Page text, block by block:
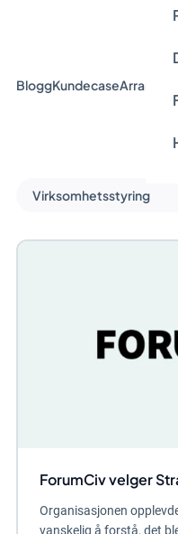
BloggKundecase
Virksomhetsstyring
ForumCiv velger
Organisasjonen
vanskelig å forstå, det